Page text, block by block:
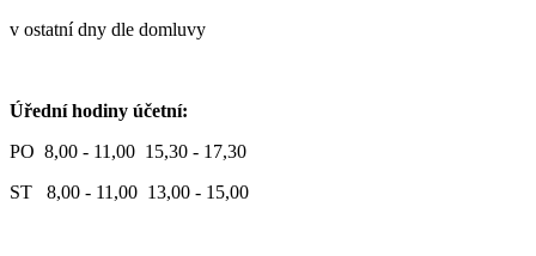
v ostatní dny dle domluvy
Úřední hodiny účetní:
PO 8,00 - 11,00 15,30 - 17,30
ST 8,00 - 11,00 13,00 - 15,00